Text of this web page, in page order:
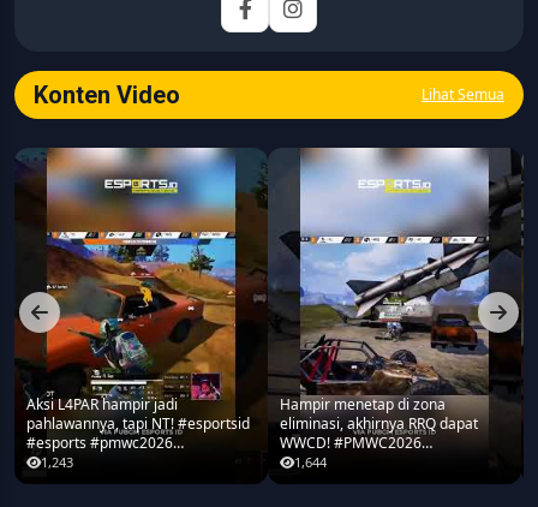
Fokus utamanya adalah menghadirkan tulisan yang
informatif, mendalam, dan mudah dipahami, khususnya
Konten Video Lihat Semua
Aksi L4PAR hampir jadi
pahlawannya, tapi NT! #esportsid
#esports #pmwc2026
#pubgmobile #teamrrq
1,243
Hampir menetap di zona
eliminasi, akhirnya RRQ dapat
WWCD! #PMWC2026
#pubgmobile #teamrrq
1,644